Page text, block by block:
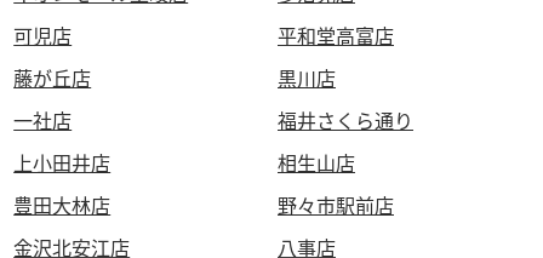
可児店
平和堂高富店
藤が丘店
黒川店
一社店
福井さくら通り
上小田井店
相生山店
豊田大林店
野々市駅前店
金沢北安江店
八事店